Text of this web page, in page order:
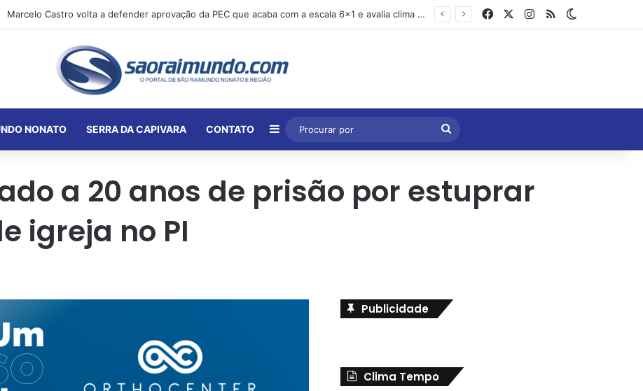
Marcelo Castro volta a defender aprovação da PEC que acaba com a escala 6×1 e avalia clima no Senado FacebookInstagram
RSS
NONATO SERRA DA CAPIVARA CONTATO Barra Lateral
Procurar
por
a 20 anos de prisão por estuprar
igreja no PI
Publicidade
Clima Tempo